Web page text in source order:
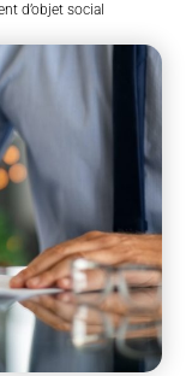
d’objet social